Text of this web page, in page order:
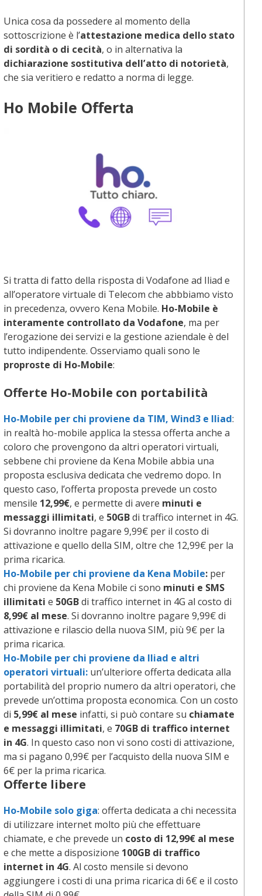
Unica cosa da possedere al momento della
sottoscrizione è l’attestazione medica dello stato
di sordità o di cecità, o in alternativa la
dichiarazione sostitutiva dell’atto di notorietà,
che sia veritiero e redatto a norma di legge.
Ho Mobile Offerta
Si tratta di fatto della risposta di Vodafone ad Iliad e
all’operatore virtuale di Telecom che abbbiamo visto
in precedenza, ovvero Kena Mobile. Ho-Mobile è
interamente controllato da Vodafone, ma per
l’erogazione dei servizi e la gestione aziendale è del
tutto indipendente. Osserviamo quali sono le
proproste di Ho-Mobile:
Offerte Ho-Mobile con portabilità
Ho-Mobile per chi proviene da TIM, Wind3 e Iliad:
in realtà ho-mobile applica la stessa offerta anche a
coloro che provengono da altri operatori virtuali,
sebbene chi proviene da Kena Mobile abbia una
proposta esclusiva dedicata che vedremo dopo. In
questo caso, l’offerta proposta prevede un costo
mensile 12,99€, e permette di avere minuti e
messaggi illimitati, e 50GBdi traffico internet in 4G.
Si dovranno inoltre pagare 9,99€ per il costo di
attivazione e quello della SIM, oltre che 12,99€ per la
prima ricarica.
Ho-Mobile per chi proviene da Kena Mobile: per
chi proviene da Kena Mobile ci sono minuti e SMS
illimitati e 50GBdi traffico internet in 4G al costo di
8,99€ al mese. Si dovranno inoltre pagare 9,99€ di
attivazione e rilascio della nuova SIM, più 9€ per la
prima ricarica.
Ho-Mobile per chi proviene da Iliad e altri
operatori virtuali: un’ulteriore offerta dedicata alla
portabilità del proprio numero da altri operatori, che
prevede un’ottima proposta economica. Con un costo
di 5,99€ al mese infatti, si può contare su chiamate
e messaggi illimitati, e 70GB di traffico internet
in 4G. In questo caso non vi sono costi di attivazione,
ma si pagano 0,99€ per l’acquisto della nuova SIM e
6€ per la prima ricarica.
Offerte libere
Ho-Mobile solo giga: offerta dedicata a chi necessita
di utilizzare internet molto più che effettuare
chiamate, e che prevede un costo di 12,99€ al mese
e che mette a disposizione 100GB di traffico
internet in 4G. Al costo mensile si devono
aggiungere i costi di una prima ricarica di 6€ e il costo